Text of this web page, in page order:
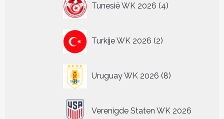
Tunesië WK 2026 4
producten
Turkije WK 2026 2
producten
Uruguay WK 2026 8
producten
Verenigde Staten WK 2026